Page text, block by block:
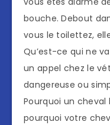
bouche. Debout
vous le toilettez,
Qu’est-ce qui ne
un appel chez le
dangereuse ou
Pourquoi un
pourquoi votre